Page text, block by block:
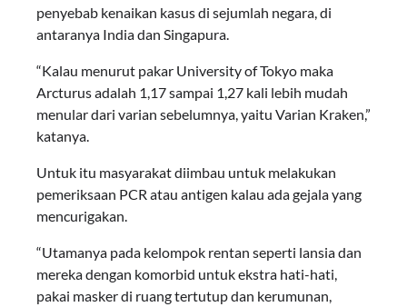
penyebab kenaikan kasus di sejumlah negara, di
antaranya India dan Singapura.
“Kalau menurut pakar University of Tokyo maka
Arcturus adalah 1,17 sampai 1,27 kali lebih mudah
menular dari varian sebelumnya, yaitu Varian Kraken,”
katanya.
Untuk itu masyarakat diimbau untuk melakukan
pemeriksaan PCR atau antigen kalau ada gejala yang
mencurigakan.
“Utamanya pada kelompok rentan seperti lansia dan
mereka dengan komorbid untuk ekstra hati-hati,
pakai masker di ruang tertutup dan kerumunan,